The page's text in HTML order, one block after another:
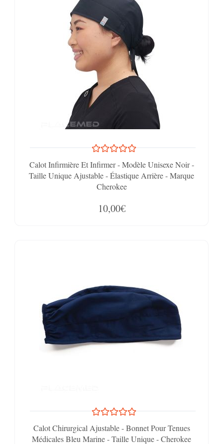
Calot Infirmière Et Infirmer - Modèle Unisexe Noir -
Taille Unique Ajustable - Élastique Arrière - Marque
Cherokee
10,00€
Calot Chirurgical Ajustable - Bonnet Pour Tenues
Médicales Bleu Marine - Taille Unique - Cherokee